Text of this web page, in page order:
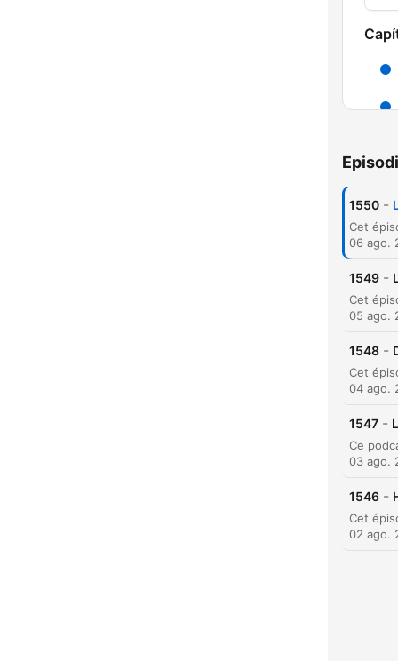
1550 -
06 ago.
1549 -
05 ago.
1548 -
04 ago.
1547 -
03 ago.
1546 -
02 ago.